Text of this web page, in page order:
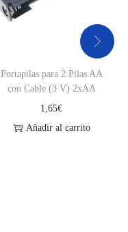
Portapilas para 2 Pilas AA
con Cable (3 V) 2xAA
1,65€
Añadir al carrito